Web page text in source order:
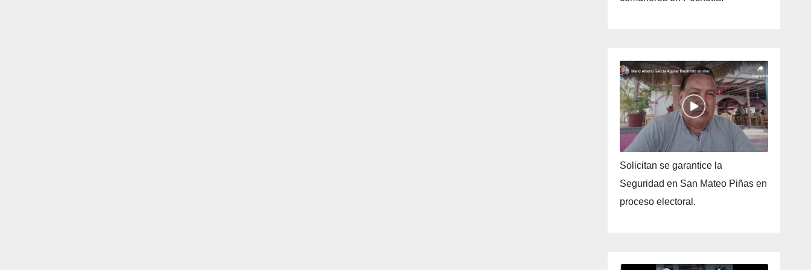
Solicitan se garantice la
Seguridad en San Mateo Piñas en
proceso electoral.